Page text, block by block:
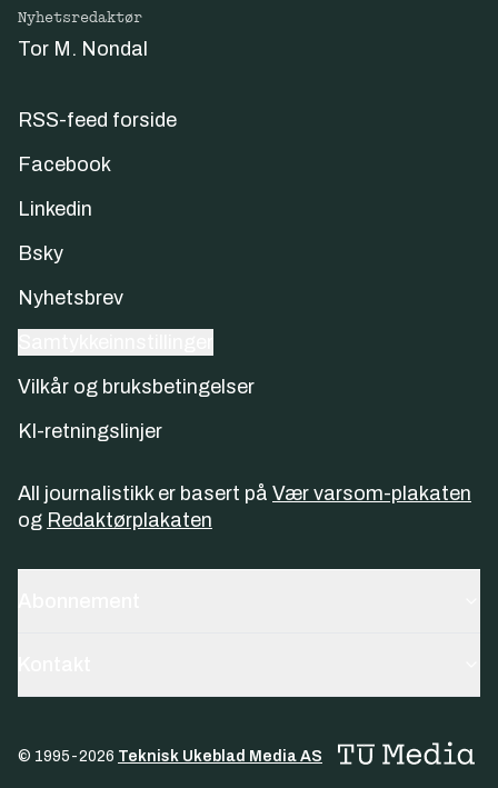
Nyhetsredaktør
Tor M. Nondal
RSS-feed forside
Facebook
Linkedin
Bsky
Nyhetsbrev
Vilkår og bruksbetingelser
KI-retningslinjer
All journalistikk er basert på Vær varsom-plakaten
og Redaktørplakaten
© 1995-2026 Teknisk Ukeblad Media AS